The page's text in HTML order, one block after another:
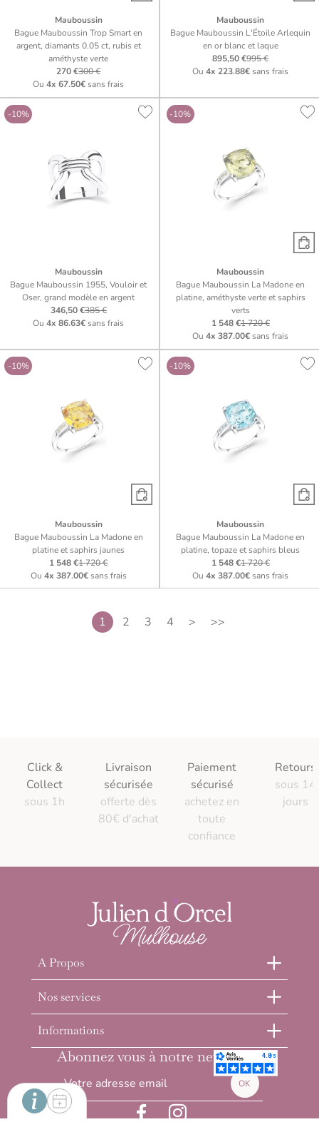
Mauboussin
Bague Mauboussin Trop Smart en
argent, diamants 0.05 ct, rubis et
améthyste verte
270 €300 €
Ou4x 67.50€sans frais
Mauboussin
Bague Mauboussin L'Étoile Arlequin
en or blanc et laque
895,50 €995 €
Ou4x 223.88€sans frais
-10%
Mauboussin
Bague Mauboussin 1955, Vouloir et
Oser, grand modèle en argent
346,50 €385 €
Ou4x 86.63€sans frais
-10%
Mauboussin
Bague Mauboussin La Madone en
platine, améthyste verte et saphirs
verts
1 548 €1 720 €
Ou4x 387.00€sans frais
-10%
Mauboussin
Bague Mauboussin La Madone en
platine et saphirs jaunes
1 548 €1 720 €
Ou 4x 387.00€sans frais
-10%
Mauboussin
Bague Mauboussin La Madone en
platine, topaze et saphirs bleus
1 548 €1 720 €
Ou4x 387.00€sans frais
1 2 3 4 > >>
Click &
Collect
sous 1h
Livraison
sécurisée
offerte dès
80€ d'achat
Paiement
sécurisé
achetez en
toute
confiance
Retours
sous 14
jours
A Propos
Nos services
Informations
Abonnez vous à notre newsletter